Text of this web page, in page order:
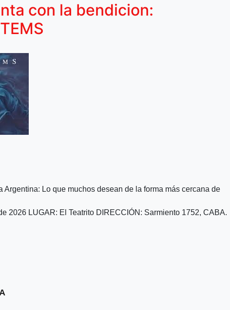
con la bendicion:
Lo que muchos desean de la forma más cercana de
2026 LUGAR: El Teatrito DIRECCIÓN: Sarmiento 1752, CABA.